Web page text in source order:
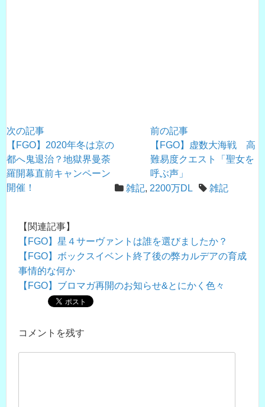
前の記事
【FGO】虚数大海戦 高
難易度クエスト「聖女を
呼ぶ声」
次の記事
【FGO】2020年冬は京の
都へ鬼退治？地獄界曼荼
羅開幕直前キャンペーン
開催！
雑記, 2200万DL 雑記
【関連記事】
【FGO】星４サーヴァントは誰を選びましたか？
【FGO】ボックスイベント終了後の弊カルデアの育成
事情的な何か
【FGO】ブロマガ再開のお知らせ&とにかく色々
コメントを残す